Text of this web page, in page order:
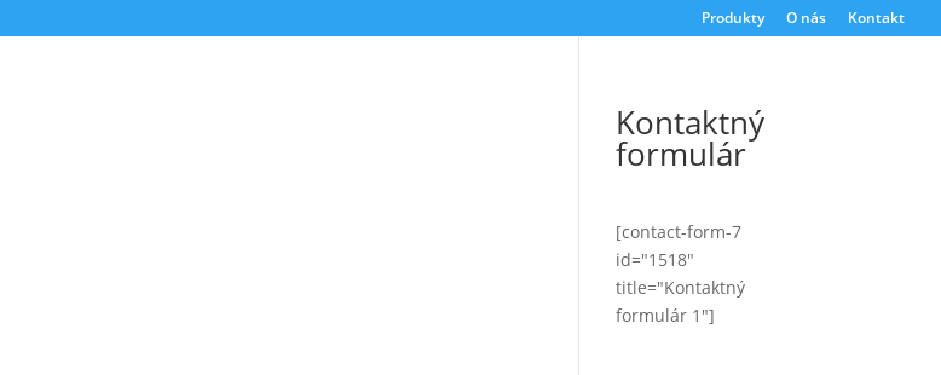
Produkty O nás Kontakt
Kontaktný
formulár
[contact-form-7
id="1518"
title="Kontaktný
formulár 1"]